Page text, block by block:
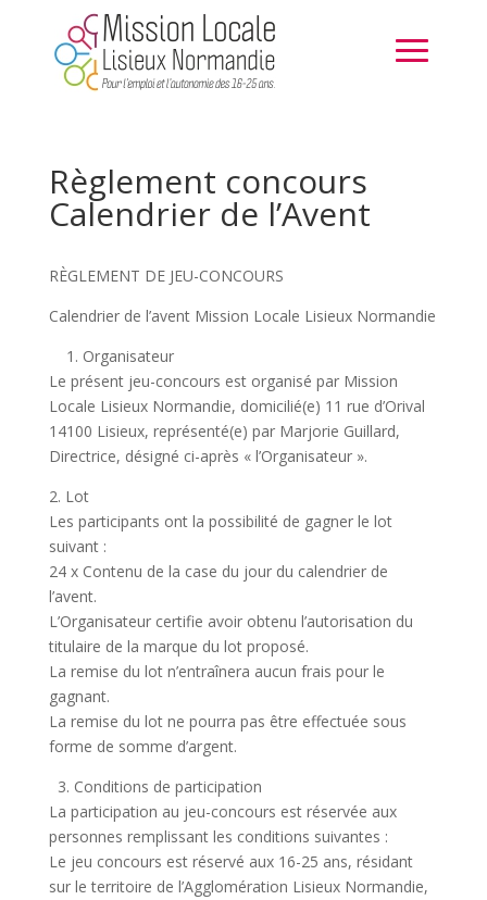
Règlement concours
Calendrier de l’Avent
RÈGLEMENT DE JEU-CONCOURS
Calendrier de l’avent Mission Locale Lisieux Normandie
1. Organisateur
Le présent jeu-concours est organisé par Mission
Locale Lisieux Normandie, domicilié(e) 11 rue d’Orival
14100 Lisieux, représenté(e) par Marjorie Guillard,
Directrice, désigné ci-après « l’Organisateur ».
2. Lot
Les participants ont la possibilité de gagner le lot
suivant :
24 x Contenu de la case du jour du calendrier de
l’avent.
L’Organisateur certifie avoir obtenu l’autorisation du
titulaire de la marque du lot proposé.
La remise du lot n’entraînera aucun frais pour le
gagnant.
La remise du lot ne pourra pas être effectuée sous
forme de somme d’argent.
3. Conditions de participation
La participation au jeu-concours est réservée aux
personnes remplissant les conditions suivantes :
Le jeu concours est réservé aux 16-25 ans, résidant
sur le territoire de l’Agglomération Lisieux Normandie,